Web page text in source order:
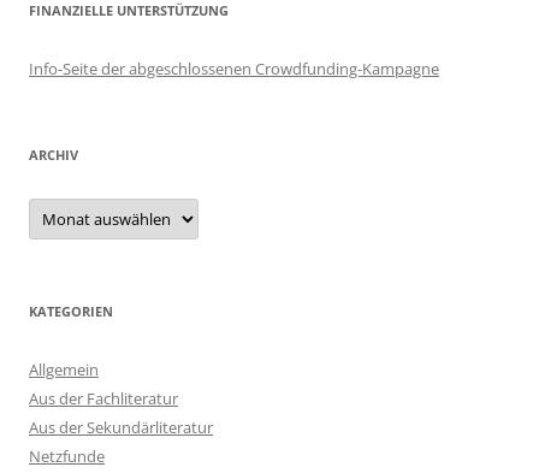
FINANZIELLE UNTERSTÜTZUNG
Info-Seite der abgeschlossenen Crowdfunding-Kampagne
ARCHIV
Archiv
KATEGORIEN
Allgemein
Aus der Fachliteratur
Aus der Sekundärliteratur
Netzfunde